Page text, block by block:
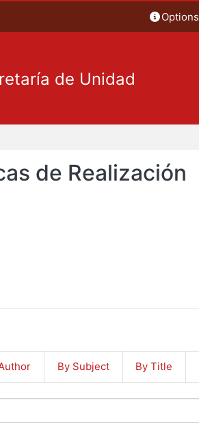
Options
de Unidad
de Realización
By Subject By Title